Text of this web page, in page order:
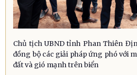
Chủ tịch UBND tỉnh Phan Thiên
đồng bộ các giải pháp ứng phó với
đất và gió mạnh trên biển